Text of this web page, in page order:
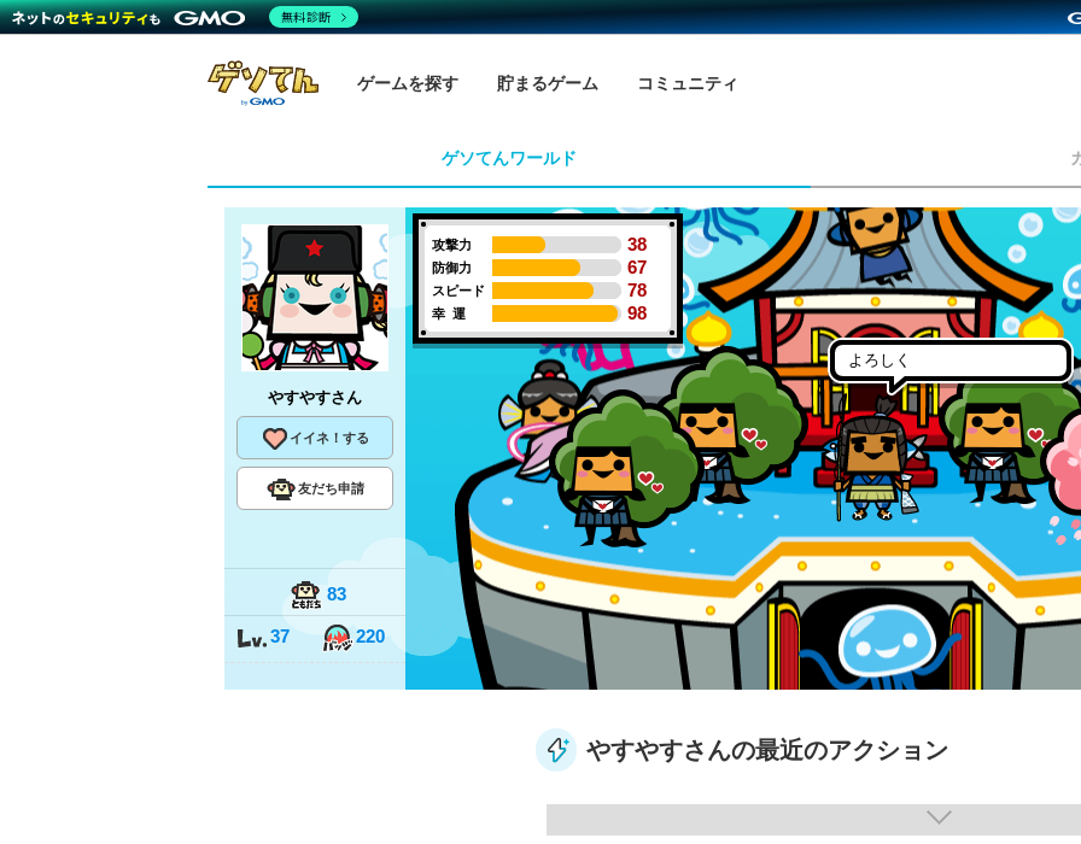
ゲームを探す 貯まるゲーム コミュニティ
ゲソてんワールド
やすやすさん
イイネ！する
友だち申請
83
37 220
攻撃力 38
防御力 67
スピード 78
幸 運 98
よろしく
やすやすさんの最近のアクション
無料診断